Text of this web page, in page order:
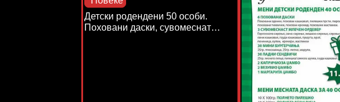
Детски родендени 50 особи.
Поховани даски, сувомеснат…